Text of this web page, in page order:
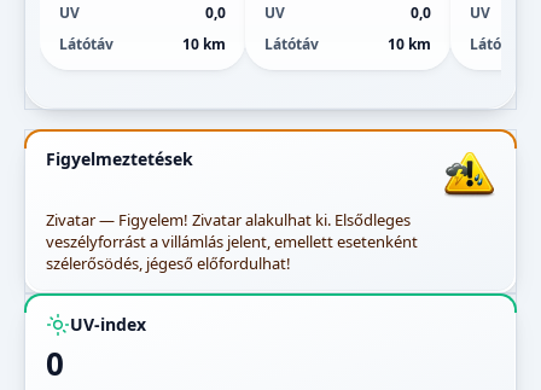
UV
0,0
Látótáv
10 km
UV
0,0
Látótáv
10 km
UV
Látótáv
Figyelmeztetések
Zivatar — Figyelem! Zivatar alakulhat ki. Elsődleges
veszélyforrást a villámlás jelent, emellett esetenként
szélerősödés, jégeső előfordulhat!
UV-index
0